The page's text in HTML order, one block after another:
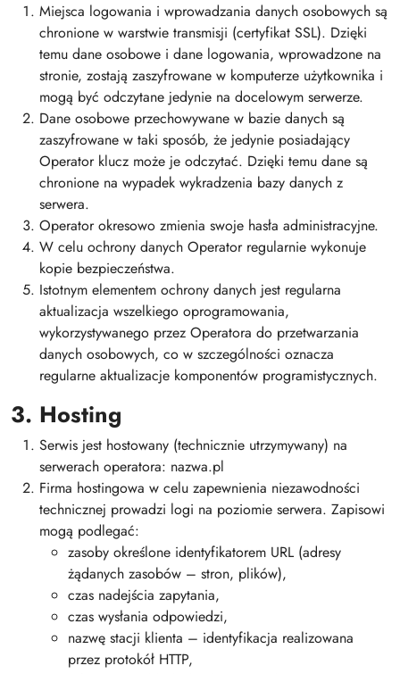
Miejsca logowania i wprowadzania danych osobowych są
chronione w warstwie transmisji (certyfikat SSL). Dzięki
temu dane osobowe i dane logowania, wprowadzone na
stronie, zostają zaszyfrowane w komputerze użytkownika i
mogą być odczytane jedynie na docelowym serwerze.
Dane osobowe przechowywane w bazie danych są
zaszyfrowane w taki sposób, że jedynie posiadający
Operator klucz może je odczytać. Dzięki temu dane są
chronione na wypadek wykradzenia bazy danych z
serwera.
Operator okresowo zmienia swoje hasła administracyjne.
W celu ochrony danych Operator regularnie wykonuje
kopie bezpieczeństwa.
Istotnym elementem ochrony danych jest regularna
aktualizacja wszelkiego oprogramowania,
wykorzystywanego przez Operatora do przetwarzania
danych osobowych, co w szczególności oznacza
regularne aktualizacje komponentów programistycznych.
3. Hosting
Serwis jest hostowany (technicznie utrzymywany) na
serwerach operatora: nazwa.pl
Firma hostingowa w celu zapewnienia niezawodności
technicznej prowadzi logi na poziomie serwera. Zapisowi
mogą podlegać:
zasoby określone identyfikatorem URL (adresy
żądanych zasobów – stron, plików),
czas nadejścia zapytania,
czas wysłania odpowiedzi,
nazwę stacji klienta – identyfikacja realizowana
przez protokół HTTP,